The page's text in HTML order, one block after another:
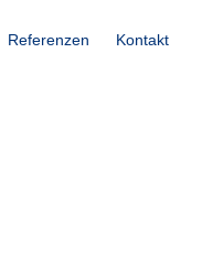
Referenzen Kontakt